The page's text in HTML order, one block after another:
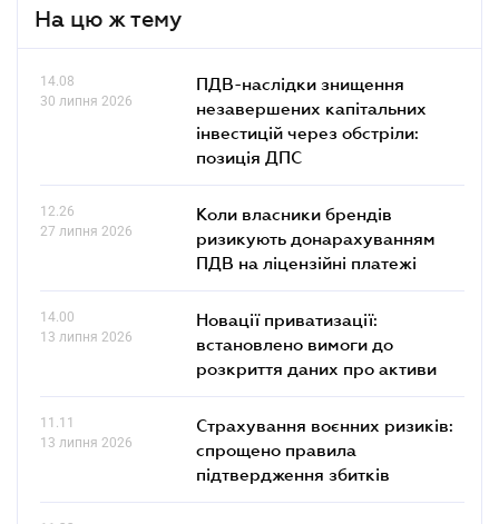
На цю ж тему
14.08
30 липня 2026
ПДВ-наслідки знищення
незавершених капітальних
інвестицій через обстріли:
позиція ДПС
12.26
27 липня 2026
Коли власники брендів
ризикують донарахуванням
ПДВ на ліцензійні платежі
14.00
13 липня 2026
Новації приватизації:
встановлено вимоги до
розкриття даних про активи
11.11
13 липня 2026
Страхування воєнних ризиків:
спрощено правила
підтвердження збитків